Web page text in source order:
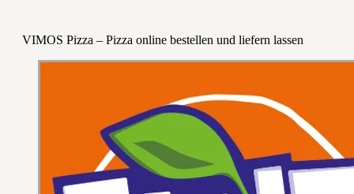
VIMOS Pizza – Pizza online bestellen und liefern lassen